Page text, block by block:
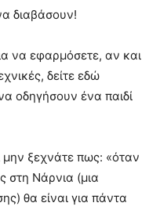
διαβάσουν!
να εφαρμόσετε, αν και
δείτε εδώ
οδηγήσουν ένα παιδί
ξεχνάτε πως: «όταν
στη Νάρνια (μια
θα είναι για πάντα